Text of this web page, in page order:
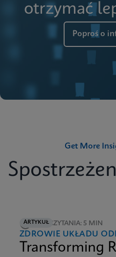
otrzymać
Poproś o
Get More
ARTYKUŁ
CZAS CZYTANIA: 5 MIN
ZDROWIE UKŁADU
Transforming